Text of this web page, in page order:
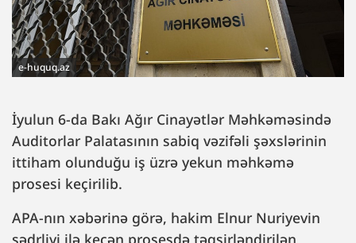
e-huquq.az
İyulun 6-da Bakı Ağır Cinayətlər Məhkəməsində
Auditorlar Palatasının sabiq vəzifəli şəxslərinin
ittiham olunduğu iş üzrə yekun məhkəmə
prosesi keçirilib.
APA-nın xəbərinə görə, hakim Elnur Nuriyevin
sədrliyi ilə keçən prosesdə təqsirləndirilən